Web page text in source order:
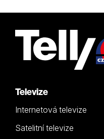
Televize
Internetová televize
Satelitní televize